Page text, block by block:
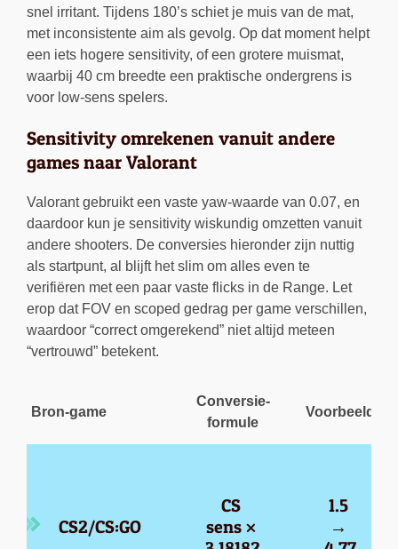
snel irritant. Tijdens 180’s schiet je muis van de mat,
met inconsistente aim als gevolg. Op dat moment helpt
een iets hogere sensitivity, of een grotere muismat,
waarbij 40 cm breedte een praktische ondergrens is
voor low-sens spelers.
Sensitivity omrekenen vanuit andere
games naar Valorant
Valorant gebruikt een vaste yaw-waarde van 0.07, en
daardoor kun je sensitivity wiskundig omzetten vanuit
andere shooters. De conversies hieronder zijn nuttig
als startpunt, al blijft het slim om alles even te
verifiëren met een paar vaste flicks in de Range. Let
erop dat FOV en scoped gedrag per game verschillen,
waardoor “correct omgerekend” niet altijd meteen
“vertrouwd” betekent.
Bron-game
Conversie-
formule
Voorbeeld
CS2/CS:GO
CS
sens ×
1.5
→